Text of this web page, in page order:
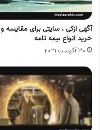
آگهی ازکی ، سایتی برای مقایسه و
خرید انواع بیمه نامه
۳۰ آگوست ۲۰۲۱